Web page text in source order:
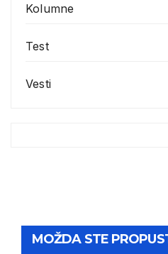
Kolumne
Test
Vesti
MOŽDA STE